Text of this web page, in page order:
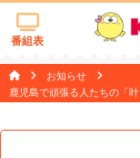
番組表
お知らせ
鹿児島で頑張る人たちの「